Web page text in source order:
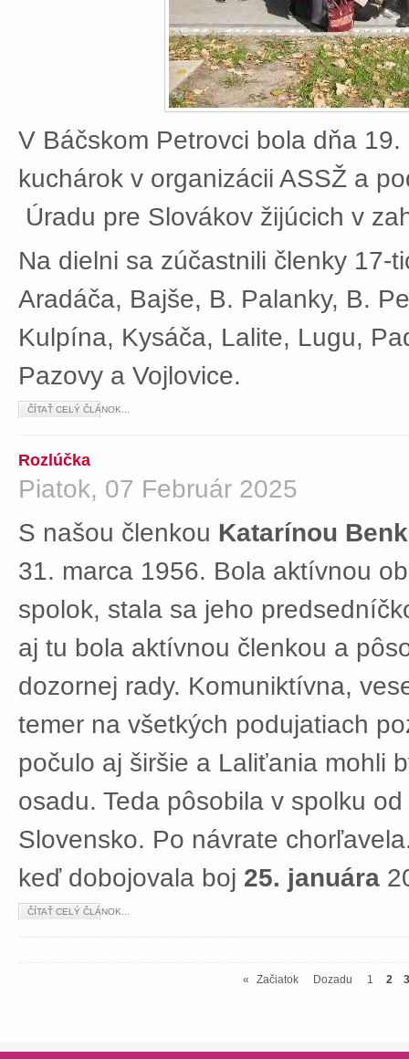
V Báčskom Petrovci bola dňa
kuchárok v organizácii ASSŽ a
Úradu pre Slovákov žijúcich v
Na dielni sa zúčastnili členky 17-
Aradáča, Bajše, B. Palanky, B.
Kulpína, Kysáča, Lalite, Lugu,
Pazovy a Vojlovice.
ČÍTAŤ CELÝ ČLÁNOK...
Rozlúčka
Piatok, 07 Február 2025
S našou členkou Katarínou
31. marca 1956. Bola aktívnou
spolok, stala sa jeho
aj tu bola aktívnou členkou a
dozornej rady. Komuniktívna,
temer na všetkých podujatiach
počulo aj širšie a Laliťania mohli
osadu. Teda pôsobila v spolku
Slovensko. Po návrate
keď dobojovala boj 25. januára
ČÍTAŤ CELÝ ČLÁNOK...
« Začiatok Dozadu 1 2 3